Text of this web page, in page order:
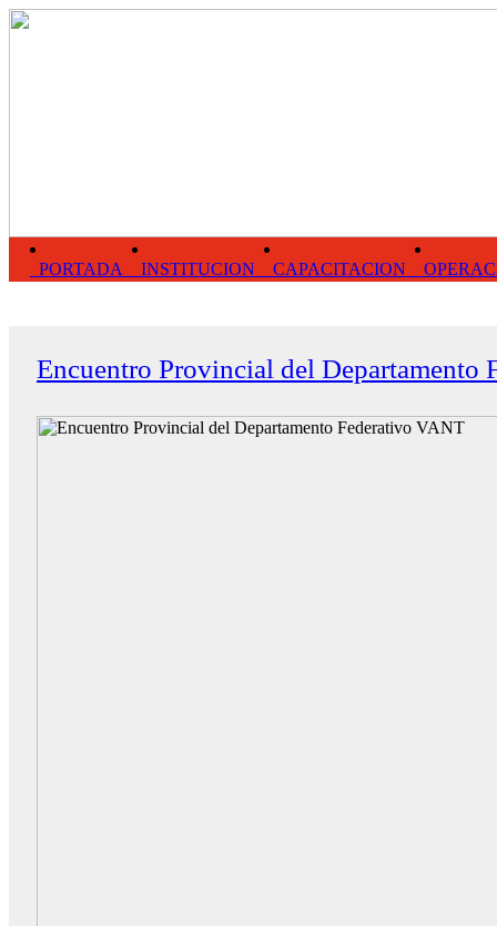
PORTADA INSTITUCION CAPACITACION
Encuentro Provincial del Departamento